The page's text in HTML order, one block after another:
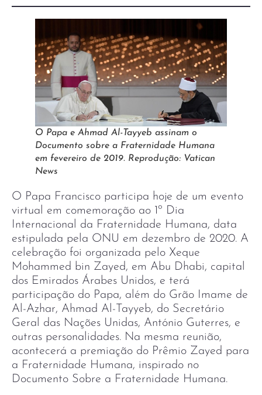
O Papa e Ahmad Al-Tayyeb assinam o
Documento sobre a Fraternidade Humana
em fevereiro de 2019. Reprodução: Vatican
News
O Papa Francisco participa hoje de um evento
virtual em comemoração ao 1º Dia
Internacional da Fraternidade Humana, data
estipulada pela ONU em dezembro de 2020. A
celebração foi organizada pelo Xeque
Mohammed bin Zayed, em Abu Dhabi, capital
dos Emirados Árabes Unidos, e terá
participação do Papa, além do Grão Imame de
Al-Azhar, Ahmad Al-Tayyeb, do Secretário
Geral das Nações Unidas, António Guterres, e
outras personalidades. Na mesma reunião,
acontecerá a premiação do Prêmio Zayed para
a Fraternidade Humana, inspirado no
Documento Sobre a Fraternidade Humana.